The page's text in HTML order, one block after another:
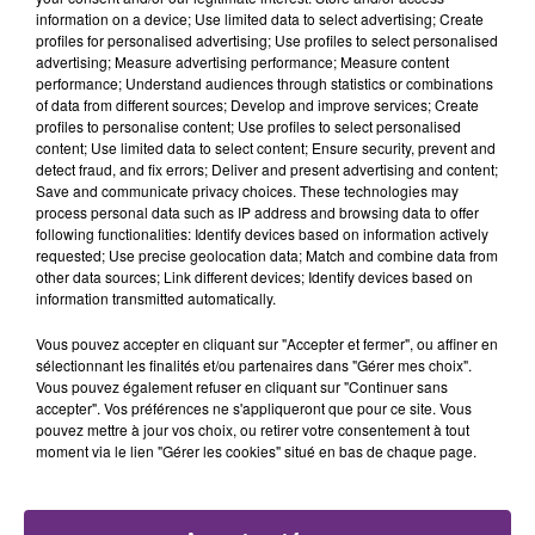
SI TOUT LE MONDE FAIT ÇA, MOI L'ANNÉE
PROCHAINE JE VENDANGE EN...
La vendange en Champagne a débuté ce jeudi 6
août dans la commune de Montgueux (Aube). Du
jamais vu !
L'INSPECTION DU TRAVAIL RAPPELLE À
L'ORDRE SUR LES CONDITIONS DE...
s'est avéré être plus précoce que prévu,
information on a device; Use limited data to select advertising; Create
profiles for personalised advertising; Use profiles to select personalised
advertising; Measure advertising performance; Measure content
performance; Understand audiences through statistics or combinations
of data from different sources; Develop and improve services; Create
profiles to personalise content; Use profiles to select personalised
content; Use limited data to select content; Ensure security, prevent and
detect fraud, and fix errors; Deliver and present advertising and content;
Save and communicate privacy choices. These technologies may
process personal data such as IP address and browsing data to offer
following functionalities: Identify devices based on information actively
requested; Use precise geolocation data; Match and combine data from
other data sources; Link different devices; Identify devices based on
information transmitted automatically.
Vous pouvez accepter en cliquant sur "Accepter et fermer", ou affiner en
sélectionnant les finalités et/ou partenaires dans "Gérer mes choix".
Vous pouvez également refuser en cliquant sur "Continuer sans
accepter". Vos préférences ne s'appliqueront que pour ce site. Vous
pouvez mettre à jour vos choix, ou retirer votre consentement à tout
moment via le lien "Gérer les cookies" situé en bas de chaque page.